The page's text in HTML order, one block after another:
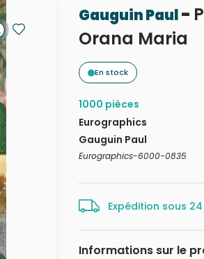
Gauguin Paul-
Orana Maria
En stock
1000 pièces
Eurographics
Gauguin Paul
Eurographics-6000-0835
Expédition sous
Informations sur le